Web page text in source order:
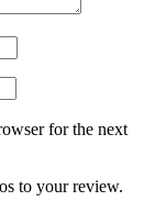
for the next
to your review.